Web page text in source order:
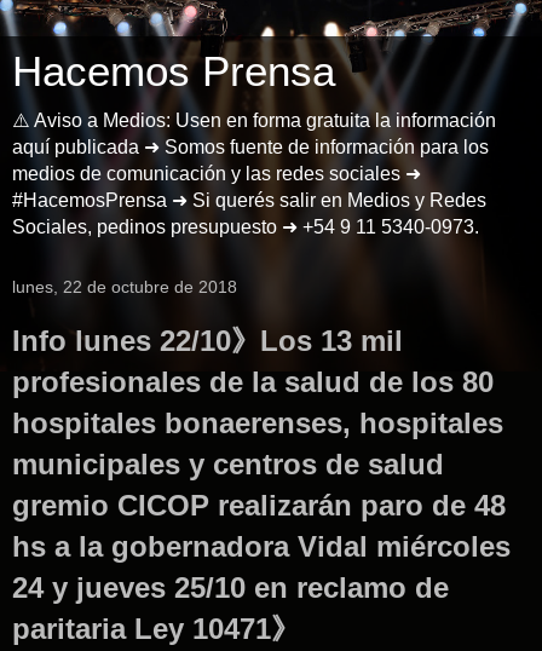
Hacemos Prensa
⚠️ Aviso a Medios: Usen en forma gratuita la información
aquí publicada ➜ Somos fuente de información para los
medios de comunicación y las redes sociales ➜
#HacemosPrensa ➜ Si querés salir en Medios y Redes
Sociales, pedinos presupuesto ➜ +54 9 11 5340-0973.
lunes, 22 de octubre de 2018
Info lunes 22/10》Los 13 mil
profesionales de la salud de los 80
hospitales bonaerenses, hospitales
municipales y centros de salud
gremio CICOP realizarán paro de 48
hs a la gobernadora Vidal miércoles
24 y jueves 25/10 en reclamo de
paritaria Ley 10471》